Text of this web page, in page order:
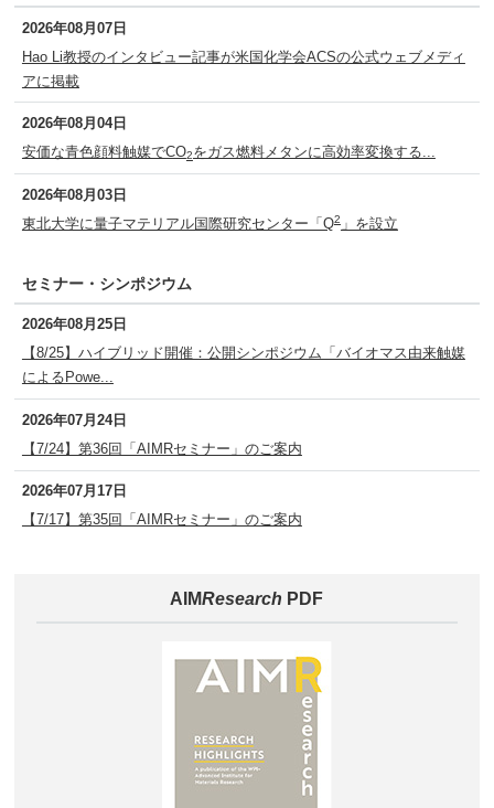
2026年08月07日
Hao Li教授のインタビュー記事が米国化学会ACSの公式ウェブメディ
アに掲載
2026年08月04日
安価な青色顔料触媒でCO2をガス燃料メタンに高効率変換する...
2026年08月03日
東北大学に量子マテリアル国際研究センター「Q2」を設立
セミナー・シンポジウム
2026年08月25日
【8/25】ハイブリッド開催：公開シンポジウム「バイオマス由来触媒
によるPowe...
2026年07月24日
【7/24】第36回「AIMRセミナー」のご案内
2026年07月17日
【7/17】第35回「AIMRセミナー」のご案内
AIMResearch PDF